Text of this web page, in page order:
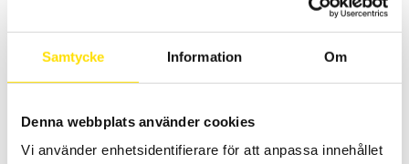
Samtycke Information Om
Denna webbplats använder cookies
Vi använder enhetsidentifierare för att anpassa innehållet
LÄS MER